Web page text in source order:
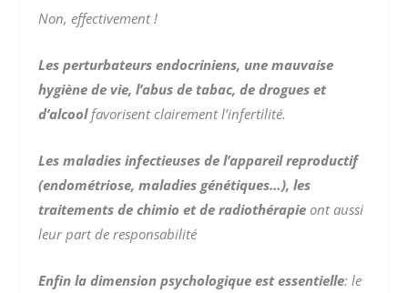
Non, effectivement !
Les perturbateurs endocriniens, une mauvaise
hygiène de vie, l’abus de tabac, de drogues et
d’alcool favorisent clairement l’infertilité.
Les maladies infectieuses de l’appareil reproductif
(endométriose, maladies génétiques…), les
traitements de chimio et de radiothérapie ont aussi
leur part de responsabilité
Enfin la dimension psychologique est essentielle: le